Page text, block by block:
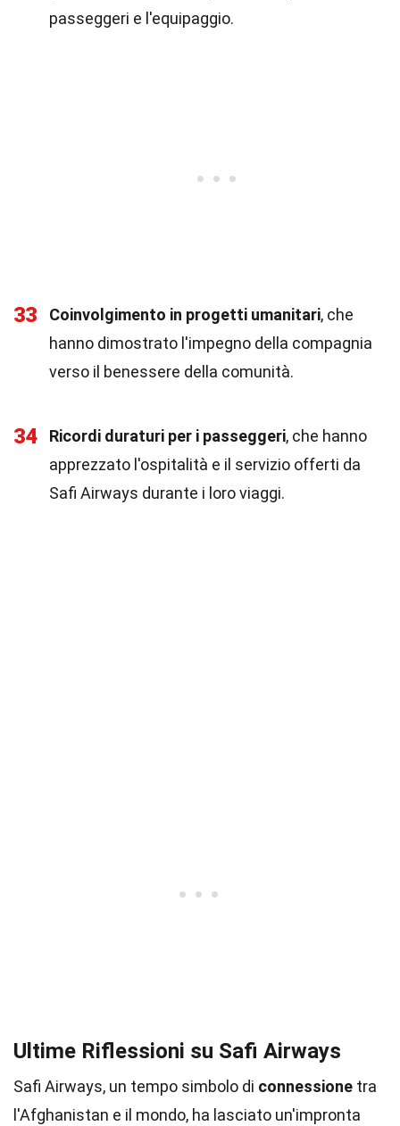
passeggeri e l'equipaggio.
33 Coinvolgimento in progetti umanitari, che
hanno dimostrato l'impegno della compagnia
verso il benessere della comunità.
34 Ricordi duraturi per i passeggeri, che hanno
apprezzato l'ospitalità e il servizio offerti da
Safi Airways durante i loro viaggi.
Ultime Riflessioni su Safi Airways
Safi Airways, un tempo simbolo di connessione tra
l'Afghanistan e il mondo, ha lasciato un'impronta